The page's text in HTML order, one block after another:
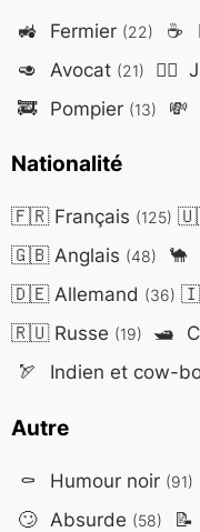
🚜 Fermier (22) ☕
🥑 Avocat (21) 👨‍⚖️
🚒 Pompier (13) 💸
Nationalité
🇫🇷Français (125)
🇬🇧Anglais (48) 🐪
🇩🇪Allemand (36)
🇷🇺Russe (19) 🛥️
🏹 Indien et cow-
Autre
⚰️ Humour noir (91)
🙄 Absurde (58) 📝